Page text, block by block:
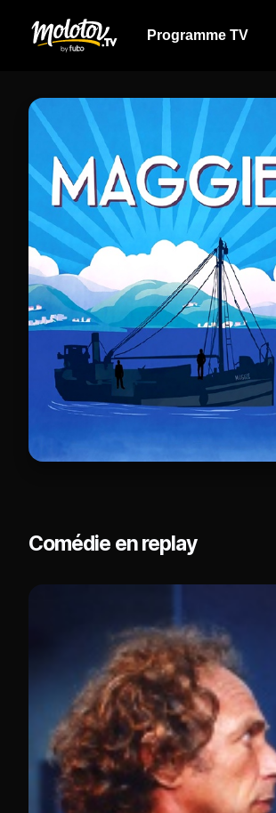
Programme TV
Comédie en replay